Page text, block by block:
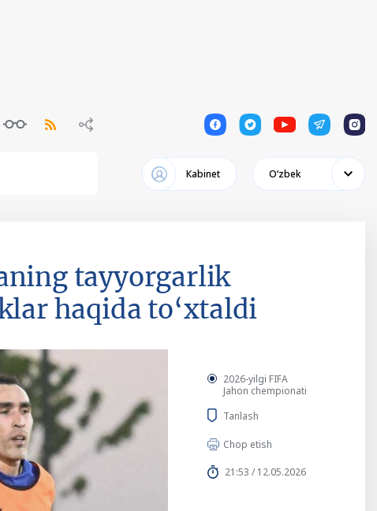
1 1 1 1 1
Кabinet Oʻzbek
tayyorgarlik
haqida to‘xtaldi
2026-yilgi FIFA
Jahon chempionati
Tanlash
Chop etish
21:53 / 12.05.2026